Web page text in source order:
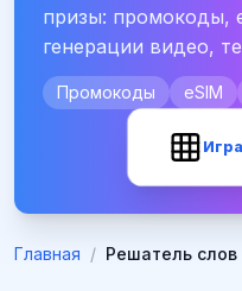
призы: промокоды,
генерации видео,
Промокоды eSIM
Главная / Решатель слов